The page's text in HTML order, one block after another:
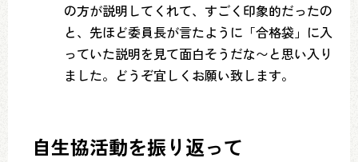
の方が説明してくれて、すごく印象的だったの
と、先ほど委員長が言たように「合格袋」に入
っていた説明を見て面白そうだな〜と思い入り
ました。どうぞ宜しくお願い致します。
自生協活動を振り返って